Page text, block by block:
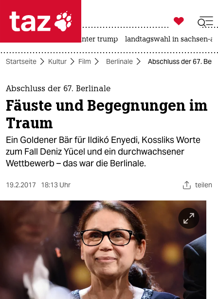
 taz zahl ich
taz zahl ich
themen
politik
öko
gesellschaft
sport
nord
wahrheit
verlag

taz zahl ich
usa unter trump landtagswahl in sachsen-
Startseite Kultur Film Berlinale Abschluss der 67.
Abschluss der 67. Berlinale
Fäuste und Begegnungen im
Traum
Ein Goldener Bär für Ildikó Enyedi, Kossliks Worte
zum Fall Deniz Yücel und ein durchwachsener
Wettbewerb – das war die Berlinale.
19.2.2017 18:13 Uhr teilen